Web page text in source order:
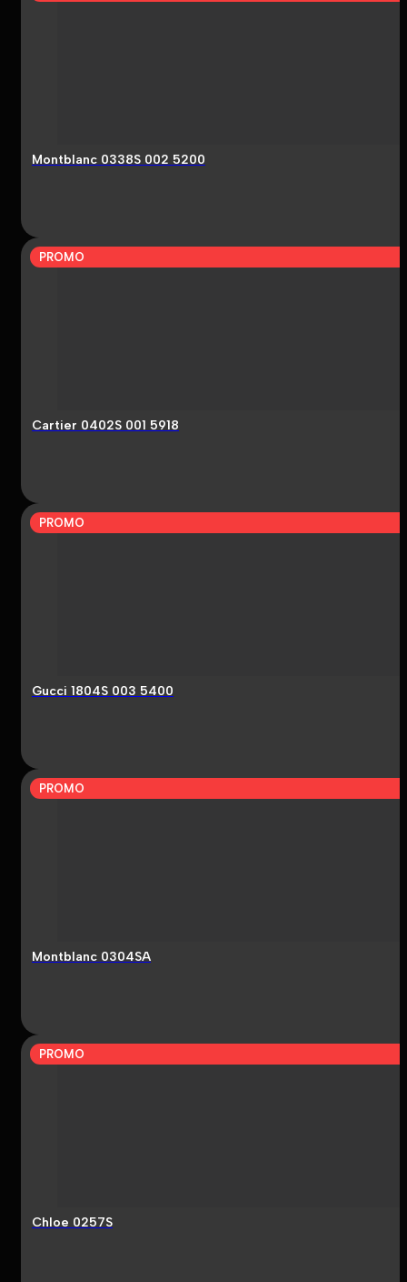
Montblanc 0338S 002 5200
PROMO
Cartier 0402S 001 5918
PROMO
Gucci 1804S 003 5400
PROMO
Montblanc 0304SA
PROMO
Chloe 0257S